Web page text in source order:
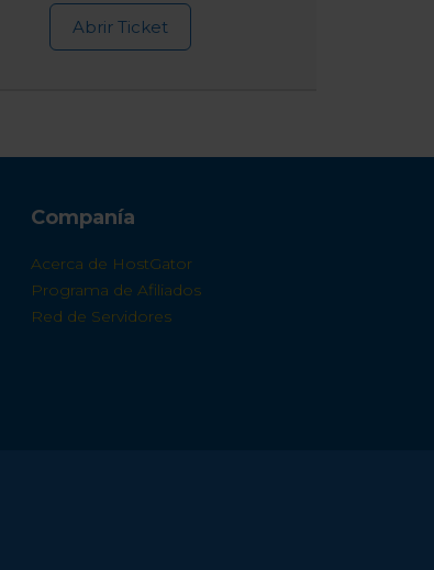
Abrir Ticket
Companía
Acerca de HostGator
Programa de Afiliados
Red de Servidores